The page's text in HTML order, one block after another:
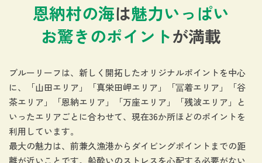
恩納村の海は魅力いっぱい
お驚きのポイントが満載
ブルーリーフは、新しく開拓したオリジナルポイントを中心
に、「山田エリア」「真栄田岬エリア」「冨着エリア」「谷
茶エリア」「恩納エリア」「万座エリア」「残波エリア」と
いったエリアごとに合わせて、現在36か所ほどのポイントを
利用しています。
最大の魅力は、前兼久漁港からダイビングポイントまでの距
離が近いことです。船酔いのストレスを心配する必要がない